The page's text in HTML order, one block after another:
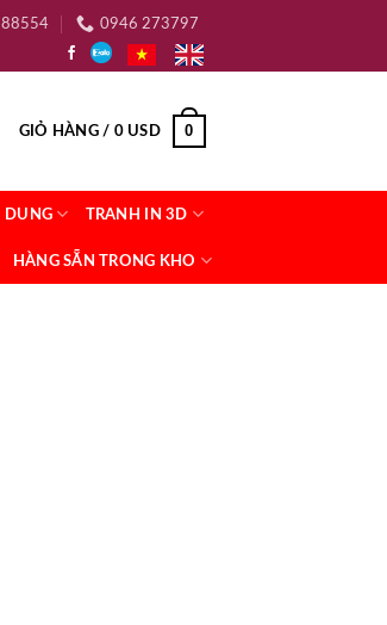
0946 273797
GIỎ HÀNG / 0USD 0
DUNG TRANH IN 3D
HÀNG SẴN TRONG KHO